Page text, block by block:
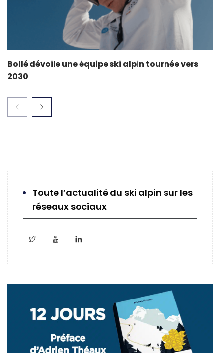
Bollé dévoile une équipe ski alpin tournée vers
2030
Toute l’actualité du ski alpin sur les
réseaux sociaux